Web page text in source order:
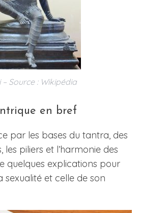
– Source : Wikipédia
en bref
par les bases du tantra, des
les piliers et l’harmonie des
quelques explications pour
sexualité et celle de son